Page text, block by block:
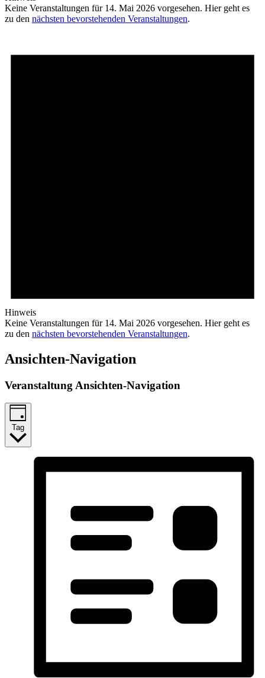
Keine Veranstaltungen für 14. Mai 2026 vorgesehen. Hier geht es
zu den nächsten bevorstehenden Veranstaltungen.
Hinweis
Keine Veranstaltungen für 14. Mai 2026 vorgesehen. Hier geht es
zu den nächsten bevorstehenden Veranstaltungen.
Ansichten-Navigation
Veranstaltung Ansichten-Navigation
Tag